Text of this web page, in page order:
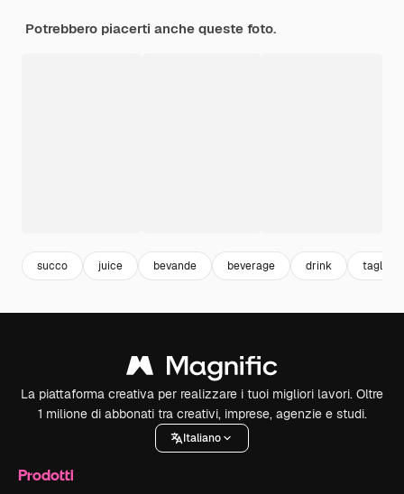
Potrebbero piacerti anche queste foto.
succo juice bevande beverage drink tagliere
La piattaforma creativa per realizzare i tuoi migliori lavori. Oltre
1 milione di abbonati tra creativi, imprese, agenzie e studi.
Italiano
Prodotti